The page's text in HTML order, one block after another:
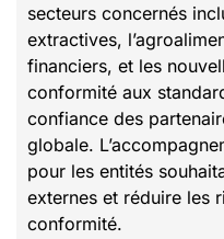
secteurs concernés
extractives,
financiers, et les
conformité aux
confiance des
globale.
pour les entités
externes et réduire les
conformité.